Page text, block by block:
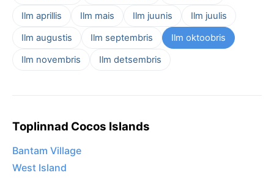
Ilm aprillis
Ilm mais Ilm juunis
Ilm juulis
Ilm augustis
Ilm septembris
Ilm oktoobris
Ilm novembris
Ilm detsembris
Toplinnad Cocos Islands
Bantam Village
West Island